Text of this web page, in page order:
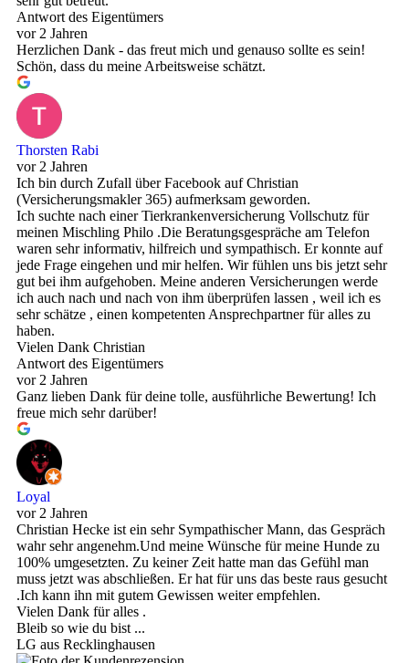
Antwort des Eigentümers
vor 2 Jahren
Herzlichen Dank - das freut mich und genauso sollte es sein!
Schön, dass du meine Arbeitsweise schätzt.
Thorsten Rabi
vor 2 Jahren
Ich bin durch Zufall über Facebook auf Christian
(Versicherungsmakler 365) aufmerksam geworden.
Ich suchte nach einer Tierkrankenversicherung Vollschutz für
meinen Mischling Philo .Die Beratungsgespräche am Telefon
waren sehr informativ, hilfreich und sympathisch. Er konnte auf
jede Frage eingehen und mir helfen. Wir fühlen uns bis jetzt sehr
gut bei ihm aufgehoben. Meine anderen Versicherungen werde
ich auch nach und nach von ihm überprüfen lassen , weil ich es
sehr schätze , einen kompetenten Ansprechpartner für alles zu
haben.
Vielen Dank Christian
Antwort des Eigentümers
vor 2 Jahren
Ganz lieben Dank für deine tolle, ausführliche Bewertung! Ich
freue mich sehr darüber!
Loyal
vor 2 Jahren
Christian Hecke ist ein sehr Sympathischer Mann, das Gespräch
wahr sehr angenehm.Und meine Wünsche für meine Hunde zu
100% umgesetzten. Zu keiner Zeit hatte man das Gefühl man
muss jetzt was abschließen. Er hat für uns das beste raus gesucht
.Ich kann ihn mit gutem Gewissen weiter empfehlen.
Vielen Dank für alles .
Bleib so wie du bist ...
LG aus Recklinghausen